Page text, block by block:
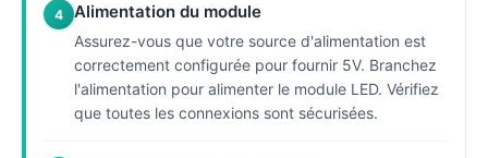
4 Alimentation du module
Assurez-vous que votre source d'alimentation est
correctement configurée pour fournir 5V. Branchez
l'alimentation pour alimenter le module LED. Vérifiez
que toutes les connexions sont sécurisées.